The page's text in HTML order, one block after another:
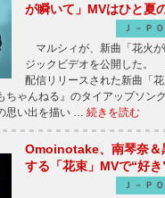
が瞬いて」MVはひと夏
Ｊ－Ｐ
マルシィが、新曲「花火
ジックビデオを公開した。
配信リリースされた新曲「花
ちゃんねる』のタイアップソン
思い出を描い … 続きを読む
Omoinotake、南琴奈＆
する「花束」MVで“好
Ｊ－Ｐ